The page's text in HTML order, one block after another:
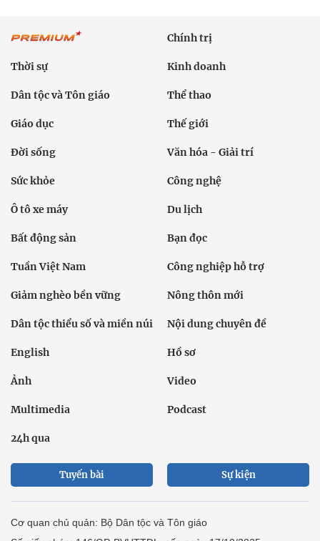
Chính trị
Thời sự Kinh doanh
Dân tộc và Tôn giáo Thể thao
Giáo dục Thế giới
Đời sống Văn hóa - Giải trí
Sức khỏe Công nghệ
Ô tô xe máy Du lịch
Bất động sản Bạn đọc
Tuần Việt Nam Công nghiệp hỗ trợ
Giảm nghèo bền vững Nông thôn mới
Dân tộc thiểu số và miền núi Nội dung chuyên đề
English Hồ sơ
Ảnh Video
Multimedia Podcast
24h qua
Tuyến bài Sự kiện
Cơ quan chủ quản: Bộ Dân tộc và Tôn giáo